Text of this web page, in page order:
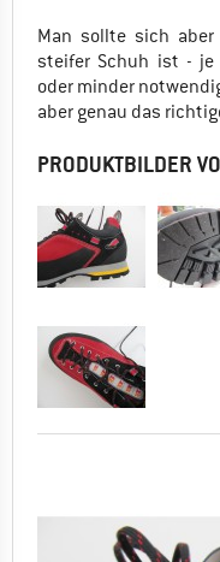
Man sollte sich
steifer Schuh ist -
oder minder
aber genau das
PRODUKTBILDER